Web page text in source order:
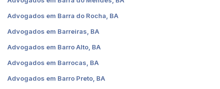
Advogados em Barra do Rocha, BA
Advogados em Barreiras, BA
Advogados em Barro Alto, BA
Advogados em Barrocas, BA
Advogados em Barro Preto, BA